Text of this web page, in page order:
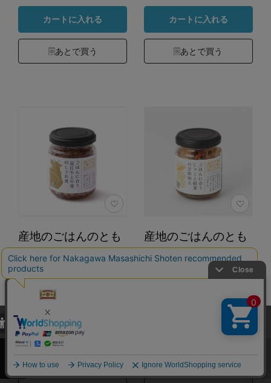
カートに入れる
あとで買う
カートに入れる
あとで買う
産地のごはんのとも
サイズ：90g カラー：ご
はんに合う近江牛と牛蒡の
しぐれ煮
4.6
産地のごはんのとも
サイズ：95g カラー：ご
はんに合うじゃこと根菜の
（253）
当サイトでは、当サイト内における閲覧履歴・属性情報などの取得およ
び利便性向上のためにクッキー（Cookie）を使用いたします。詳細に
関しては「プライバシーポリシー
承諾する